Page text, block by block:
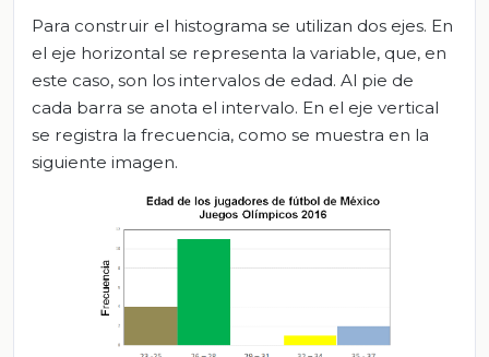
Para construir el histograma se utilizan dos ejes. En
el eje horizontal se representa la variable, que, en
este caso, son los intervalos de edad. Al pie de
cada barra se anota el intervalo. En el eje vertical
se registra la frecuencia, como se muestra en la
siguiente imagen.